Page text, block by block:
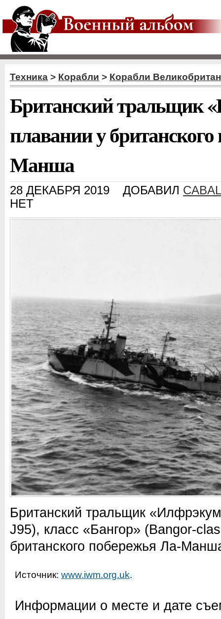
Техника > Корабли > Корабли
Британский тральщик
плавании у
Манша
28 ДЕКАБРЯ 2019 ДОБАВИЛ CABAL
НЕТ
Британский тральщик
J95), класс «Бангор» (Bangor-
британского побережья Ла-
Источник: www.iwm.org.uk.
Информации о месте и дате